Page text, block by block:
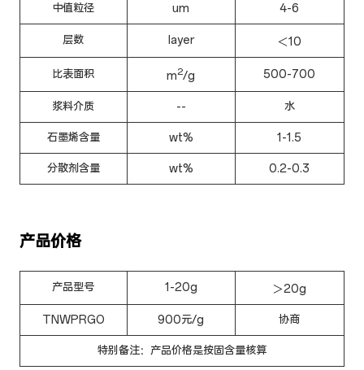
中值粒径 um 4-6
层数 layer ＜10
比表面积 m2/g 500-700
浆料介质 -- 水
石墨烯含量 wt% 1-1.5
分散剂含量 wt% 0.2-0.3
产品价格
产品型号 1-20g ＞20g
TNWPRGO 900元/g 协商
特别备注：产品价格是按固含量核算